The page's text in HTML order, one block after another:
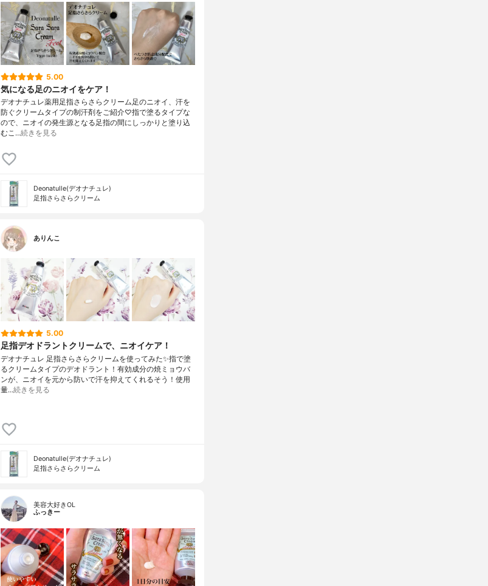
5.00
気になる足のニオイをケア！
デオナチュレ薬用足指さらさらクリーム足のニオイ、汗を
防ぐクリームタイプの制汗剤をご紹介♡指で塗るタイプな
ので、ニオイの発生源となる足指の間にしっかりと塗り込
むこ…続きを見る
Deonatulle(デオナチュレ)
足指さらさらクリーム
ありんこ
5.00
足指デオドラントクリームで、ニオイケア！
デオナチュレ 足指さらさらクリームを使ってみた✨指で塗
るクリームタイプのデオドラント！有効成分の焼ミョウバ
ンが、ニオイを元から防いで汗を抑えてくれるそう！使用
量…続きを見る
Deonatulle(デオナチュレ)
足指さらさらクリーム
美容大好きOL
ふっきー